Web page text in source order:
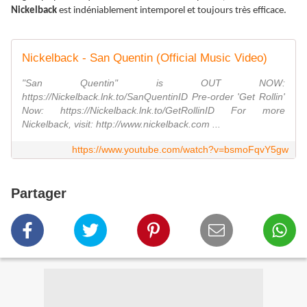
Nickelback est indéniablement intemporel et toujours très efficace.
Nickelback - San Quentin (Official Music Video)
"San Quentin" is OUT NOW:
https://Nickelback.lnk.to/SanQuentinID Pre-order 'Get Rollin'
Now: https://Nickelback.lnk.to/GetRollinID For more
Nickelback, visit: http://www.nickelback.com ...
https://www.youtube.com/watch?v=bsmoFqvY5gw
Partager